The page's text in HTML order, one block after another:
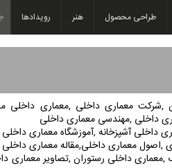
طراحی محصول هنر رویدادها
,شرکت معماری داخلی ,معماری داخلی
داخلی ,مهندسی معماری داخلی
داخلی آشپزخانه ,آموزشگاه معماری
معماری داخلی,مقاله معماری داخلی
داخلی رستوران ,تصاویر معماری